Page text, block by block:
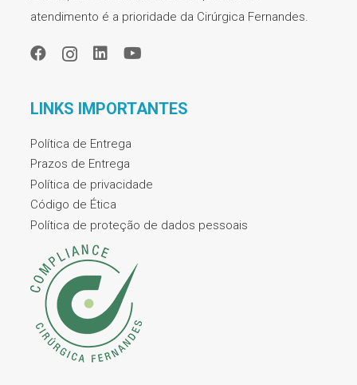
atendimento é a prioridade da Cirúrgica Fernandes.
LINKS IMPORTANTES
Política de Entrega
Prazos de Entrega
Política de privacidade
Código de Ética
Política de proteção de dados pessoais